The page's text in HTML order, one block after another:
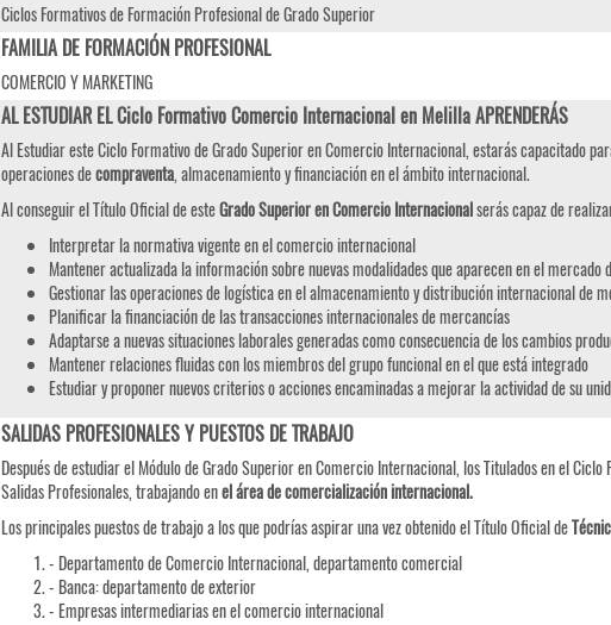
Ciclos Formativos de Formación Profesional de Grado Superior
FAMILIA DE FORMACIÓN PROFESIONAL
COMERCIO Y MARKETING
AL ESTUDIAR EL Ciclo Formativo Comercio Internacional en Melilla APRENDERÁS
Al Estudiar este Ciclo Formativo de Grado Superior en Comercio Internacional, estarás capacitado
operaciones decompraventa, almacenamiento y financiación en el ámbito internacional.
Al conseguir el Título Oficial de esteGrado Superior en Comercio Internacionalserás capaz de
Interpretar la normativa vigente en el comercio internacional
Mantener actualizada la información sobre nuevas modalidades que aparecen en el mercado
Gestionar las operaciones de logística en el almacenamiento y distribución internacional de
Planificar la financiación de las transacciones internacionales de mercancías
Adaptarse a nuevas situaciones laborales generadas como consecuencia de los cambios
Mantener relaciones fluidas con los miembros del grupo funcional en el que está integrado
Estudiar y proponer nuevos criterios o acciones encaminadas a mejorar la actividad de su
SALIDAS PROFESIONALES Y PUESTOS DE TRABAJO
Después de estudiar el Módulo de Grado Superior en Comercio Internacional, los Titulados en el
Salidas Profesionales, trabajando enel área de comercialización internacional.
Los principales puestos de trabajo a los que podrías aspirar una vez obtenido el Título Oficial de
- Departamento de Comercio Internacional, departamento comercial
- Banca: departamento de exterior
- Empresas intermediarias en el comercio internacional